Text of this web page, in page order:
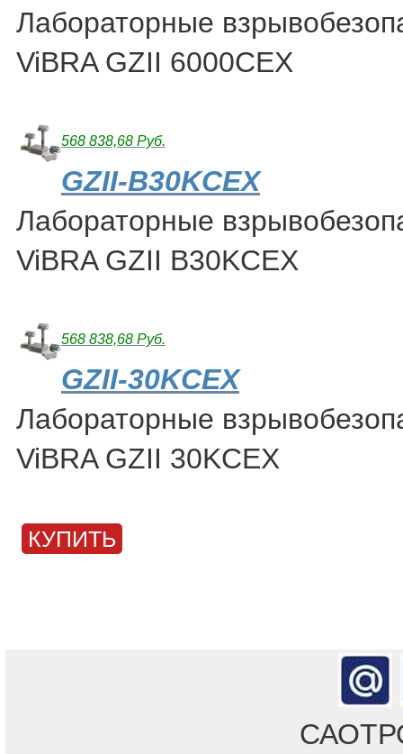
Лабораторные
ViBRA GZII 6000CEX
568 838,68 Руб.
GZII-B30KCEX
Лабораторные
ViBRA GZII B30KCEX
568 838,68 Руб.
GZII-30KCEX
Лабораторные
ViBRA GZII 30KCEX
КУПИТЬ